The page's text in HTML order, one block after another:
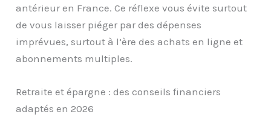
antérieur en France. Ce réflexe vous évite surtout
de vous laisser piéger par des dépenses
imprévues, surtout à l’ère des achats en ligne et
abonnements multiples.
Retraite et épargne : des conseils financiers
adaptés en 2026